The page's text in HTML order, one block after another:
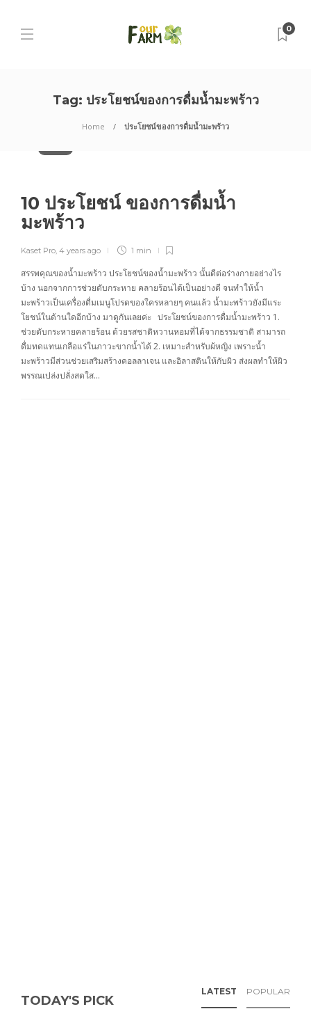
0
Tag: ประโยชน์ของการดื่มน้ำมะพร้าว
Home ประโยชน์ของการดื่มน้ำมะพร้าว
10 ประโยชน์ ของการดื่มน้ำ
มะพร้าว
Kaset Pro, 4 years ago 1 min
สรรพคุณของน้ำมะพร้าว ประโยชน์ของน้ำมะพร้าว นั้นดีต่อร่างกายอย่างไร
บ้าง นอกจากการช่วยดับกระหาย คลายร้อนได้เป็นอย่างดี จนทำให้น้ำ
มะพร้าวเป็นเครื่องดื่มเมนูโปรดของใครหลายๆ คนแล้ว น้ำมะพร้าวยังมีแระ
โยชน์ในด้านใดอีกบ้าง มาดูกันเลยค่ะ ประโยชน์ของการดื่มน้ำมะพร้าว 1.
ช่วยดับกระหายคลายร้อน ด้วยรสชาติหวานหอมที่ได้จากธรรมชาติ สามารถ
ดื่มทดแทนเกลือแร่ในภาวะขากน้ำได้ 2. เหมาะสำหรับผ้หญิง เพราะน้ำ
มะพร้าวมีส่วนช่วยเสริมสร้างคอลลาเจน และอิลาสตินให้กับผิว ส่งผลทำให้ผิว
พรรณเปล่งปลั่งสดใส…
TODAY'S PICK
LATEST POPULAR